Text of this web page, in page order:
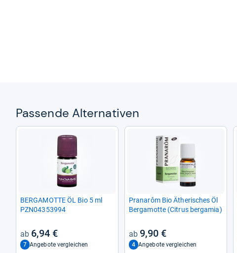
Pas­sende Alter­na­ti­ven
BER­GA­MOTTE ÖL Bio 5 ml
PZN04353994
6,94 €
7 Angebote vergleichen
Pranarôm Bio Äthe­ri­sches Öl
Ber­ga­motte (Citrus ber­ga­mia)
9,90 €
4 Angebote vergleichen